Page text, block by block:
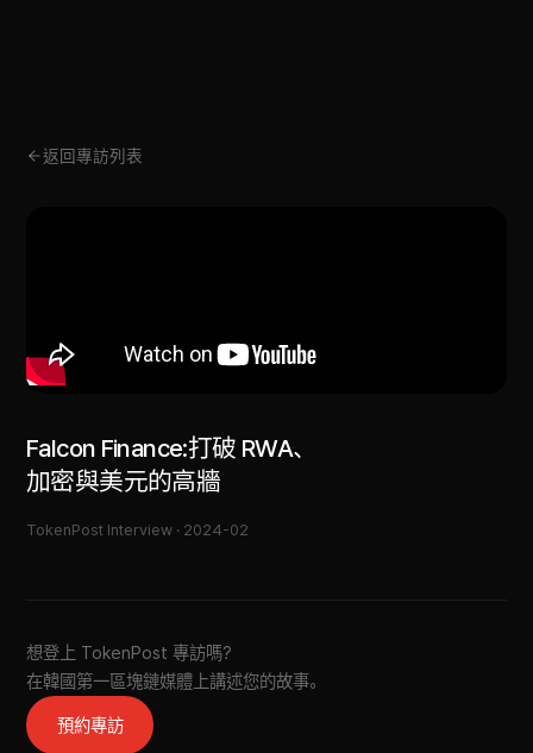
返回專訪列表
Falcon Finance:打破 RWA、
加密與美元的高牆
TokenPost Interview · 2024-02
想登上 TokenPost 專訪嗎?
在韓國第一區塊鏈媒體上講述您的故事。
預約專訪